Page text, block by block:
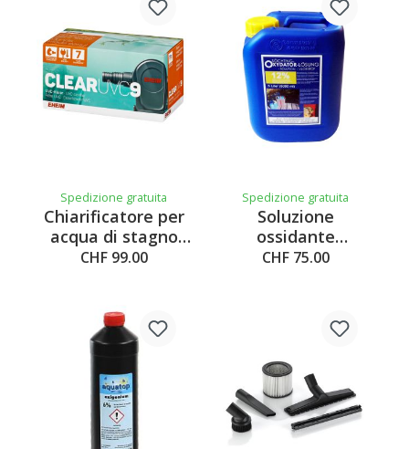
Spedizione gratuita
Chiarificatore per
acqua di stagno
CLEAR UVC
CHF 99.00
Spedizione gratuita
Soluzione
ossidante
perossido 12% - 5
CHF 75.00